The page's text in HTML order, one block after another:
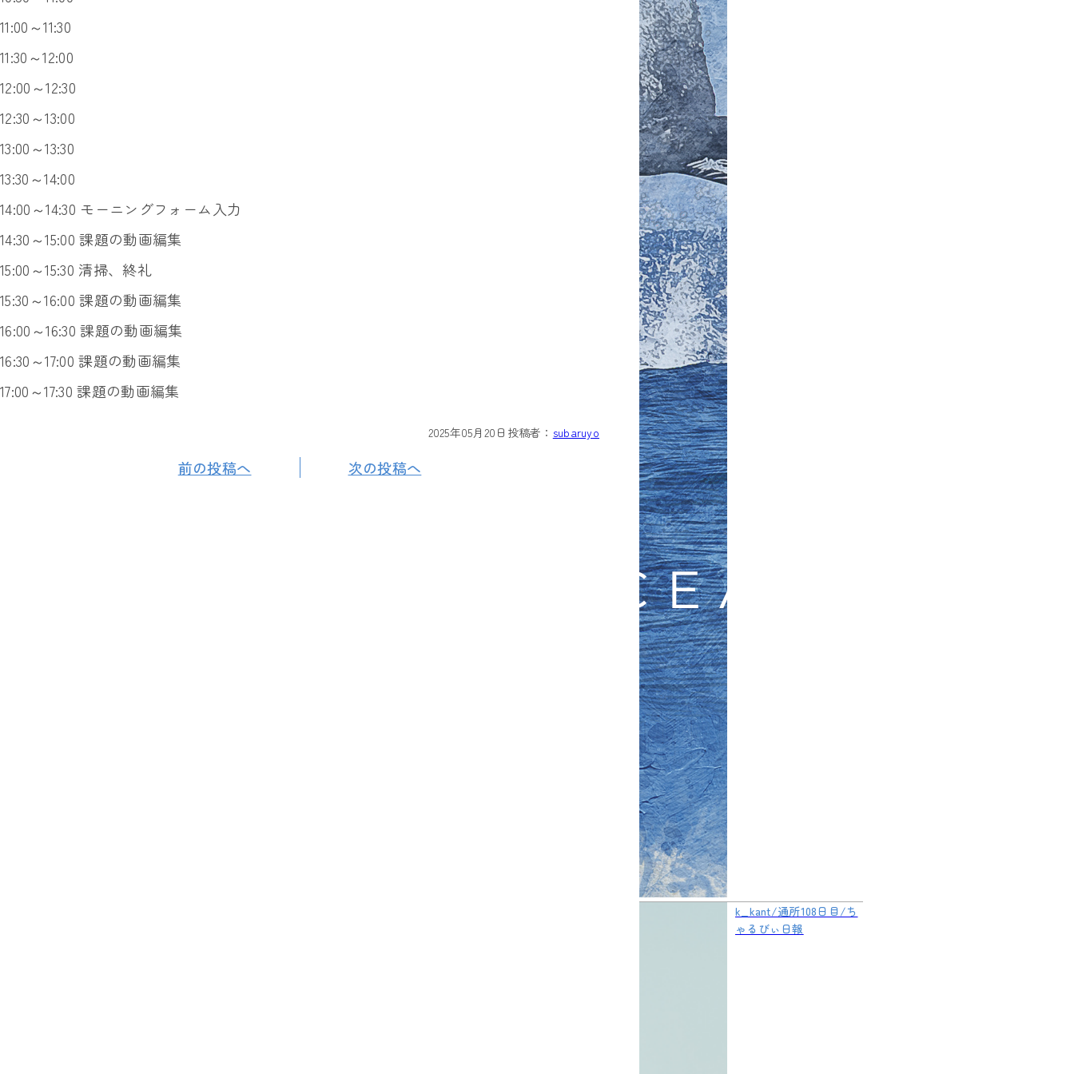
11:00～11:30
11:30～12:00
12:00～12:30
12:30～13:00
13:00～13:30
13:30～14:00
14:00～14:30 モーニングフォーム入力
14:30～15:00 課題の動画編集
15:00～15:30 清掃、終礼
15:30～16:00 課題の動画編集
16:00～16:30 課題の動画編集
16:30～17:00 課題の動画編集
17:00～17:30 課題の動画編集
2025年05月20日 投稿者： subaruyo
前の投稿へ 次の投稿へ
k_kant/通所108日目/ち
ゃるびぃ日報